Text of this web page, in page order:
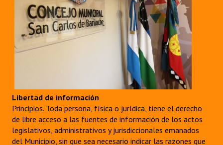
Libertad de información
Principios. Toda persona, física o jurídica, tiene el derecho
de libre acceso a las fuentes de información de los actos
legislativos, administrativos y jurisdiccionales emanados
del Municipio, sin que sea necesario indicar las razones que